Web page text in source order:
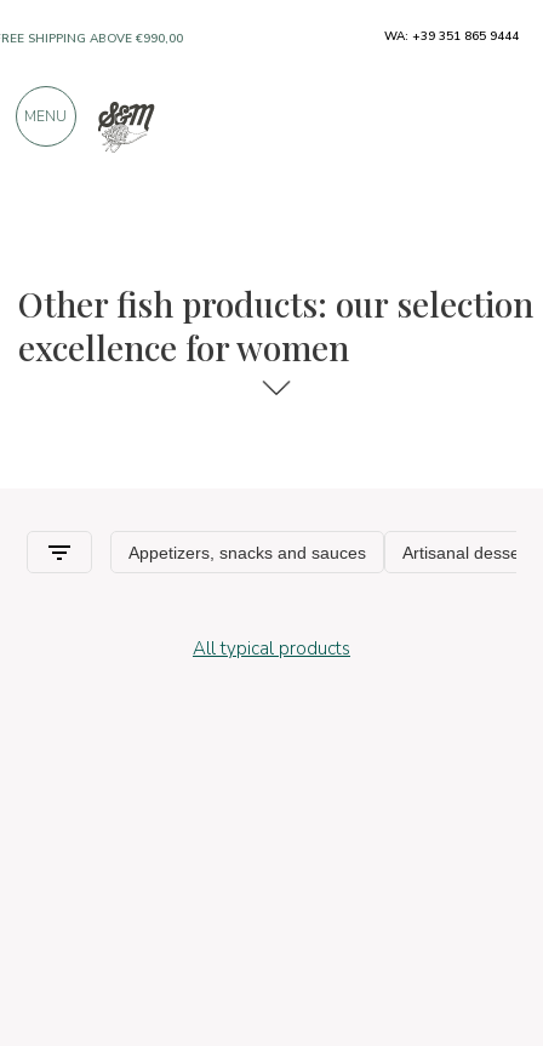
Other fish products: our selection
excellence for women
All typical products
SHIPPING ABOVE €990,00
PRODUCTS FROM EXCELLENT
WA: +39 351 865 9444
MENU